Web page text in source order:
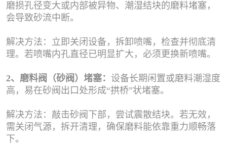
磨损孔径变大或内部被异物、潮湿结块的磨料堵塞，
会导致砂流中断。
解决方法： 立即关闭设备，拆卸喷嘴，检查并彻底清
理。若喷嘴内孔直径已明显扩大，必须更换新喷嘴。
2、磨料阀（砂阀）堵塞： 设备长期闲置或磨料潮湿度
高，易在砂阀出口处形成“拱桥”状堵塞。
解决方法： 敲击砂阀下部，尝试震散结块。若无效，
需关闭气源，拆开清理，确保磨料能依靠重力顺畅落
下。